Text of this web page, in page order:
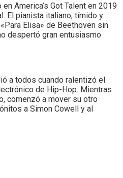
America’s Got Talent en 2019
El pianista italiano, tímido y
Elisa» de Beethoven sin
despertó gran entusiasmo
a todos cuando ralentizó el
de Hip-Hop. Mientras
comenzó a mover su otro
a Simon Cowell y al